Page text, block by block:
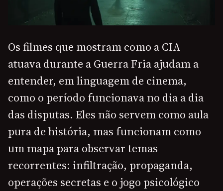
Os filmes que mostram como a CIA
atuava durante a Guerra Fria ajudam a
entender, em linguagem de cinema,
como o período funcionava no dia a dia
das disputas. Eles não servem como aula
pura de história, mas funcionam como
um mapa para observar temas
recorrentes: infiltração, propaganda,
operações secretas e o jogo psicológico